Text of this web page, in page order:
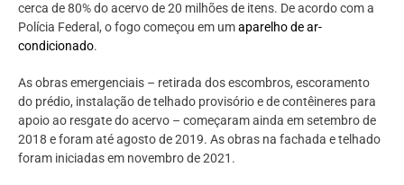
cerca de 80% do acervo de 20 milhões de itens. De acordo com a
Polícia Federal, o fogo começou em umaparelho de ar-
condicionado.
As obras emergenciais – retirada dos escombros, escoramento
do prédio, instalação de telhado provisório e de contêineres para
apoio ao resgate do acervo – começaram ainda em setembro de
2018 e foram até agosto de 2019. As obras na fachada e telhado
foram iniciadas em novembro de 2021.